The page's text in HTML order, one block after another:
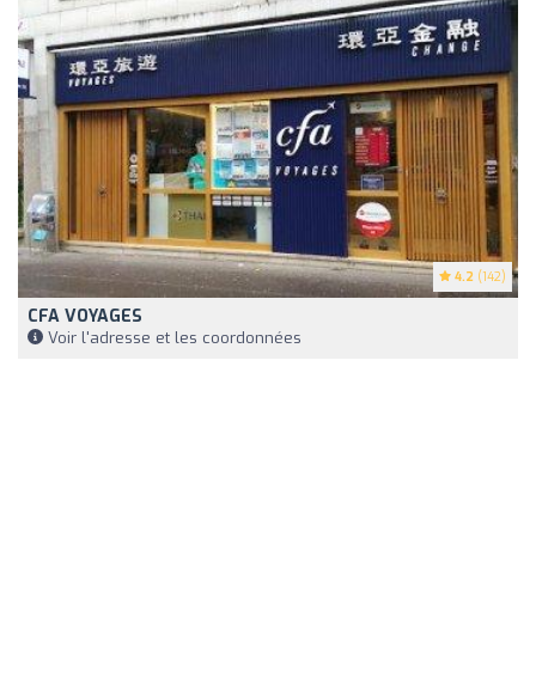
4.2 (142)
CFA VOYAGES
Voir l'adresse et les coordonnées